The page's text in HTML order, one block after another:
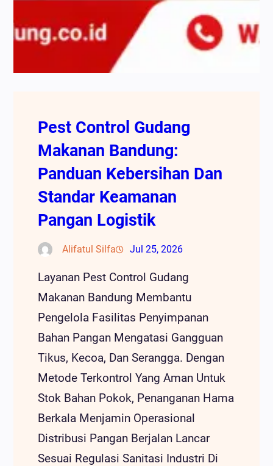
Pest Control Gudang
Makanan Bandung:
Panduan Kebersihan Dan
Standar Keamanan
Pangan Logistik
Alifatul Silfa Jul 25, 2026
Layanan Pest Control Gudang
Makanan Bandung Membantu
Pengelola Fasilitas Penyimpanan
Bahan Pangan Mengatasi Gangguan
Tikus, Kecoa, Dan Serangga. Dengan
Metode Terkontrol Yang Aman Untuk
Stok Bahan Pokok, Penanganan Hama
Berkala Menjamin Operasional
Distribusi Pangan Berjalan Lancar
Sesuai Regulasi Sanitasi Industri Di